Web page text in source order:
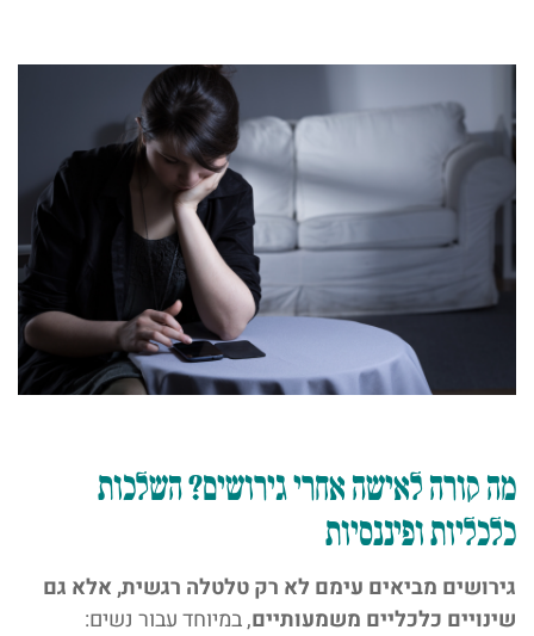
מה קורה לאישה אחרי גירושים? השלכות
כלכליות ופיננסיות
גירושים מביאים עימם לא רק טלטלה רגשית, אלא גם
שינויים כלכליים משמעותיים, במיוחד עבור נשים: